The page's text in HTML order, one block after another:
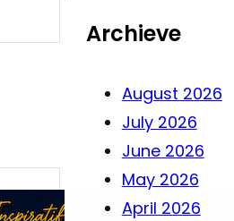
Archieve
August 2026
July 2026
June 2026
May 2026
April 2026